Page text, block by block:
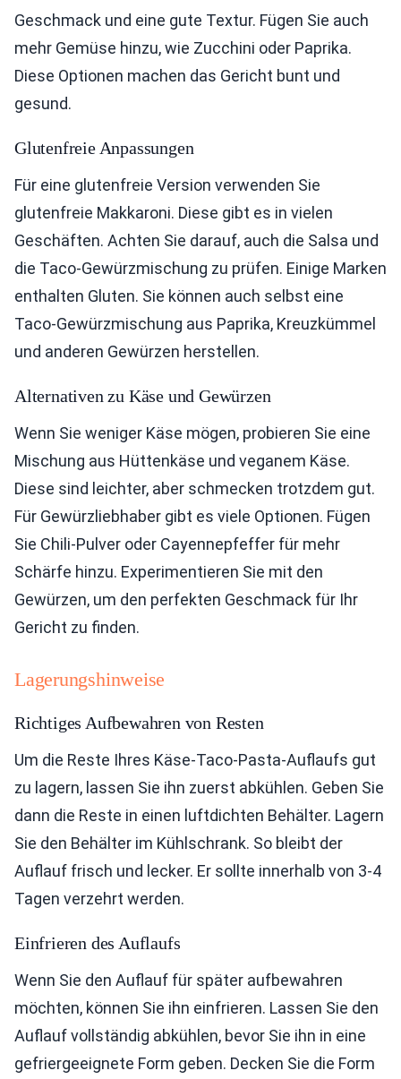
Geschmack und eine gute Textur. Fügen Sie auch
mehr Gemüse hinzu, wie Zucchini oder Paprika.
Diese Optionen machen das Gericht bunt und
gesund.
Glutenfreie Anpassungen
Für eine glutenfreie Version verwenden Sie
glutenfreie Makkaroni. Diese gibt es in vielen
Geschäften. Achten Sie darauf, auch die Salsa und
die Taco-Gewürzmischung zu prüfen. Einige Marken
enthalten Gluten. Sie können auch selbst eine
Taco-Gewürzmischung aus Paprika, Kreuzkümmel
und anderen Gewürzen herstellen.
Alternativen zu Käse und Gewürzen
Wenn Sie weniger Käse mögen, probieren Sie eine
Mischung aus Hüttenkäse und veganem Käse.
Diese sind leichter, aber schmecken trotzdem gut.
Für Gewürzliebhaber gibt es viele Optionen. Fügen
Sie Chili-Pulver oder Cayennepfeffer für mehr
Schärfe hinzu. Experimentieren Sie mit den
Gewürzen, um den perfekten Geschmack für Ihr
Gericht zu finden.
Lagerungshinweise
Richtiges Aufbewahren von Resten
Um die Reste Ihres Käse-Taco-Pasta-Auflaufs gut
zu lagern, lassen Sie ihn zuerst abkühlen. Geben Sie
dann die Reste in einen luftdichten Behälter. Lagern
Sie den Behälter im Kühlschrank. So bleibt der
Auflauf frisch und lecker. Er sollte innerhalb von 3-4
Tagen verzehrt werden.
Einfrieren des Auflaufs
Wenn Sie den Auflauf für später aufbewahren
möchten, können Sie ihn einfrieren. Lassen Sie den
Auflauf vollständig abkühlen, bevor Sie ihn in eine
gefriergeeignete Form geben. Decken Sie die Form